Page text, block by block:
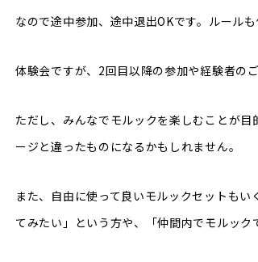
なので途中参加、途中退出OKです。ルール
体験会ですが、2回目以降の参加や経験者の
ただし、みんなでモルックを楽しむことが
ージと違ったものになるかもしれません。
また、自由に使って良いモルックセットも
てみたい」という方や、「仲間内でモルック